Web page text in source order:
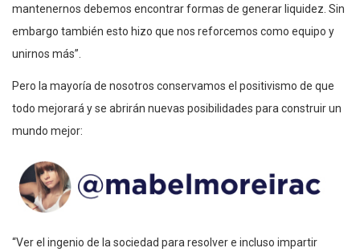
mantenernos debemos encontrar formas de generar liquidez. Sin
embargo también esto hizo que nos reforcemos como equipo y
unirnos más”.
Pero la mayoría de nosotros conservamos el positivismo de que
todo mejorará y se abrirán nuevas posibilidades para construir un
mundo mejor:
“Ver el ingenio de la sociedad para resolver e incluso impartir